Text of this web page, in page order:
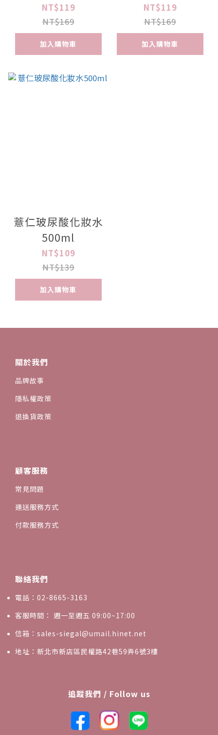
NT$119
NT$169
加入購物車
NT$119
NT$169
加入購物車
薏仁玻尿酸化妝水
500ml
NT$109
NT$139
加入購物車
關於我們
品牌故事
隱私權政策
退換貨政策
顧客服務
常見問題
運送服務方式
付款服務方式
聯絡我們
電話：02-8665-3163
客服時間： 週一至週五 09:00~17:00
信箱：sales-siegal@umail.hinet.net
地址：新北市新店區民權路42巷59弄6號3樓
追蹤我們 / Follow us